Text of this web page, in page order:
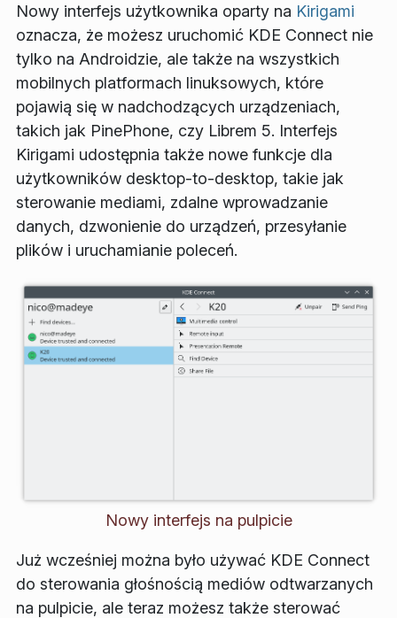
Nowy interfejs użytkownika oparty na Kirigami
oznacza, że możesz uruchomić KDE Connect nie
tylko na Androidzie, ale także na wszystkich
mobilnych platformach linuksowych, które
pojawią się w nadchodzących urządzeniach,
takich jak PinePhone, czy Librem 5. Interfejs
Kirigami udostępnia także nowe funkcje dla
użytkowników desktop-to-desktop, takie jak
sterowanie mediami, zdalne wprowadzanie
danych, dzwonienie do urządzeń, przesyłanie
plików i uruchamianie poleceń.
Nowy interfejs na pulpicie
Już wcześniej można było używać KDE Connect
do sterowania głośnością mediów odtwarzanych
na pulpicie, ale teraz możesz także sterować